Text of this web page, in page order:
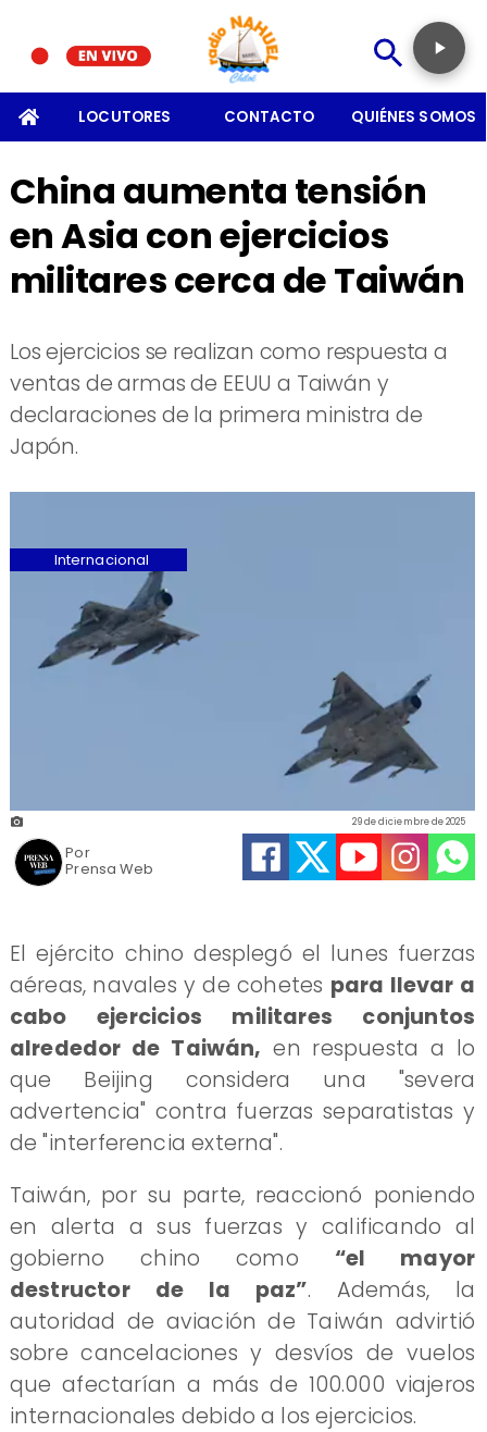
LOCUTORES CONTACTO QUIÉNES SOMOS
China aumenta tensión
en Asia con ejercicios
militares cerca de Taiwán
Los ejercicios se realizan como respuesta a
ventas de armas de EEUU a Taiwán y
declaraciones de la primera ministra de
Japón.
Prensa Web
29 de diciembre de 2025
Internacional
Por
El ejército chino desplegó el lunes fuerzas
aéreas, navales y de cohetes para llevar a
cabo ejercicios militares conjuntos
alrededor de Taiwán, en respuesta a lo
que Beijing considera una "severa
advertencia" contra fuerzas separatistas y
de "interferencia externa".
Taiwán, por su parte, reaccionó poniendo
en alerta a sus fuerzas y calificando al
gobierno chino como “el mayor
destructor de la paz”. Además, la
autoridad de aviación de Taiwán advirtió
sobre cancelaciones y desvíos de vuelos
que afectarían a más de 100.000 viajeros
internacionales debido a los ejercicios.